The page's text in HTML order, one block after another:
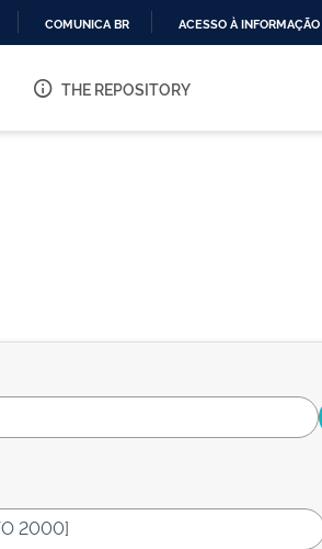
O
COMUNICA BR ACESSO À INFORMAÇÃO
THE REPOSITORY